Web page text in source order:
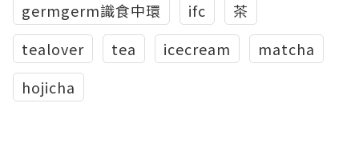
germgerm識食中環
ifc
茶
tealover
tea icecream
matcha
hojicha